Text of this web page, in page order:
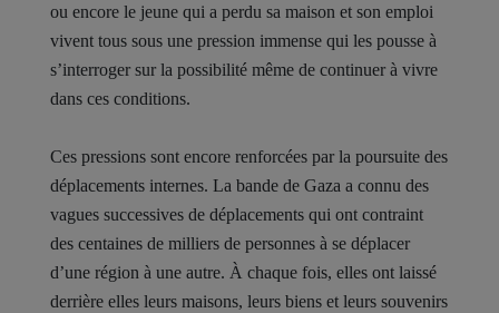
ou encore le jeune qui a perdu sa maison et son emploi
vivent tous sous une pression immense qui les pousse à
s’interroger sur la possibilité même de continuer à vivre
dans ces conditions.
Ces pressions sont encore renforcées par la poursuite des
déplacements internes. La bande de Gaza a connu des
vagues successives de déplacements qui ont contraint
des centaines de milliers de personnes à se déplacer
d’une région à une autre. À chaque fois, elles ont laissé
derrière elles leurs maisons, leurs biens et leurs souvenirs